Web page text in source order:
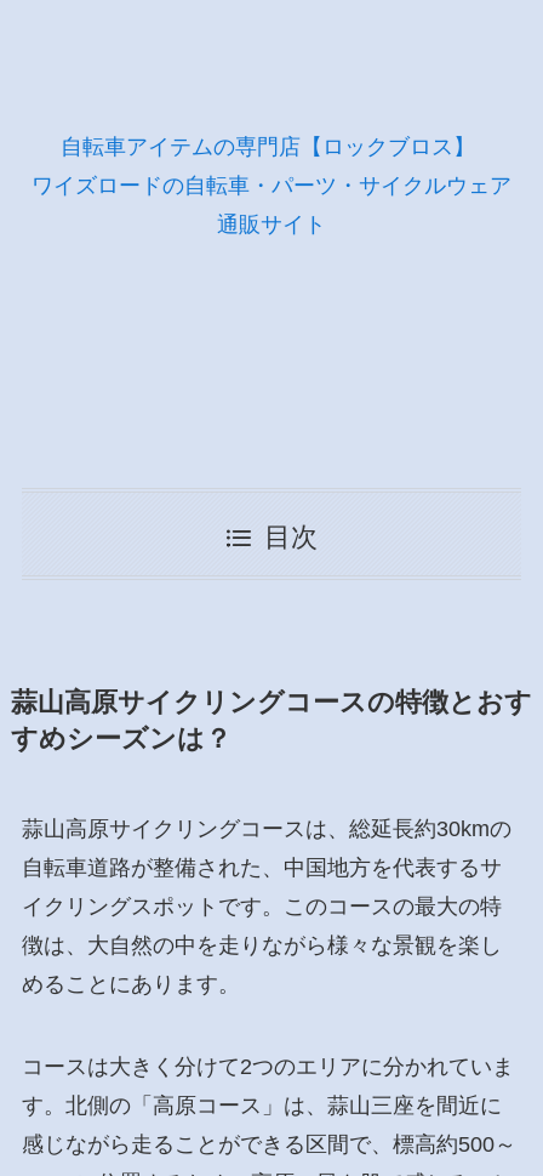
自転車アイテムの専門店【ロックブロス】
ワイズロードの自転車・パーツ・サイクルウェア
通販サイト
目次
蒜山高原サイクリングコースの特徴とおす
すめシーズンは？
蒜山高原サイクリングコースは、総延長約30kmの
自転車道路が整備された、中国地方を代表するサ
イクリングスポットです。このコースの最大の特
徴は、大自然の中を走りながら様々な景観を楽し
めることにあります。
コースは大きく分けて2つのエリアに分かれていま
す。北側の「高原コース」は、蒜山三座を間近に
感じながら走ることができる区間で、標高約500～